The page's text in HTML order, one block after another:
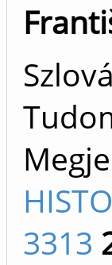
3313